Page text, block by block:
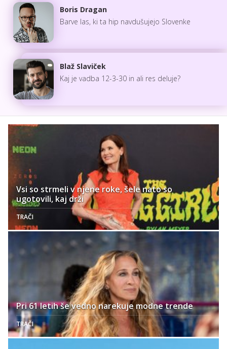
Boris Dragan
Barve las, ki ta hip navdušujejo Slovenke
Blaž Slaviček
Kaj je vadba 12-3-30 in ali res deluje?
Vsi so strmeli v njene roke, šele nato so
ugotovili, kaj drži
TRAČI
Pri 61 letih še vedno narekuje modne trende
TRAČI